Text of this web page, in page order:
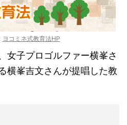
ヨコミネ式教育法HP
女子プロゴルファー横峯さ
横峯吉文さんが提唱した教